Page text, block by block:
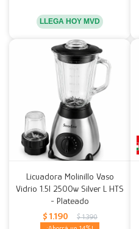
LLEGA HOY MVD
Licuadora Molinillo Vaso
Vidrio 1.5l 2500w Silver L HTS
- Plateado
$ 1.190 $ 1.390